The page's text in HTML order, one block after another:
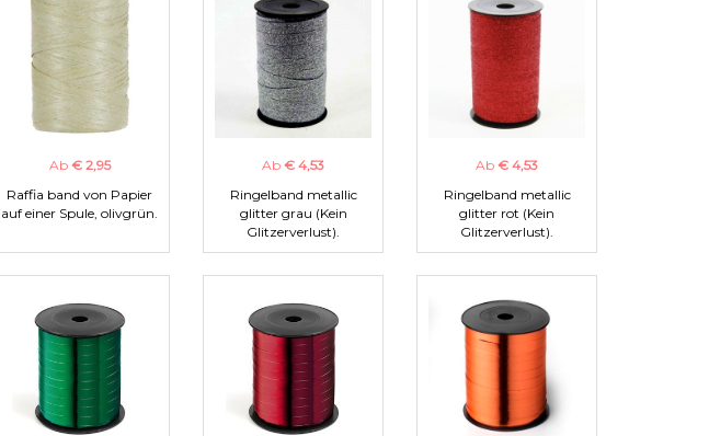
Ab € 2,95
Raffia band von Papier
auf einer Spule, olivgrün.
Ab € 4,53
Ringelband metallic
glitter grau (Kein
Glitzerverlust).
Ab € 4,53
Ringelband metallic
glitter rot (Kein
Glitzerverlust).